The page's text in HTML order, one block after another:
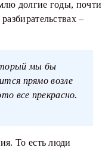
долгие годы, почти
–
мы бы
прямо возле
все прекрасно.
То есть люди